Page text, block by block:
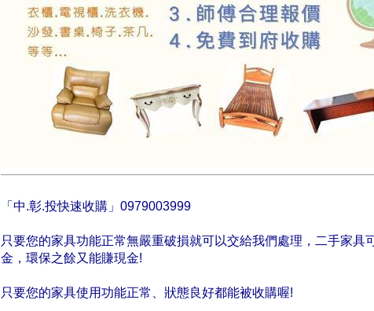
「中.彰.投快速收購」0979003999
只要您的家具功能正常無嚴重破損就可以交給我們處理，二手家具
金，環保之餘又能賺現金!
只要您的家具使用功能正常、狀態良好都能被收購喔!